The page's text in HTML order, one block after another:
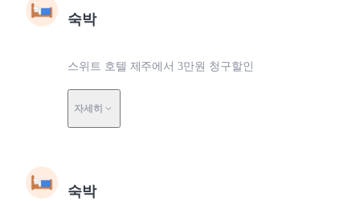
숙박
스위트 호텔 제주에서 3만원 청구할인
자세히
숙박